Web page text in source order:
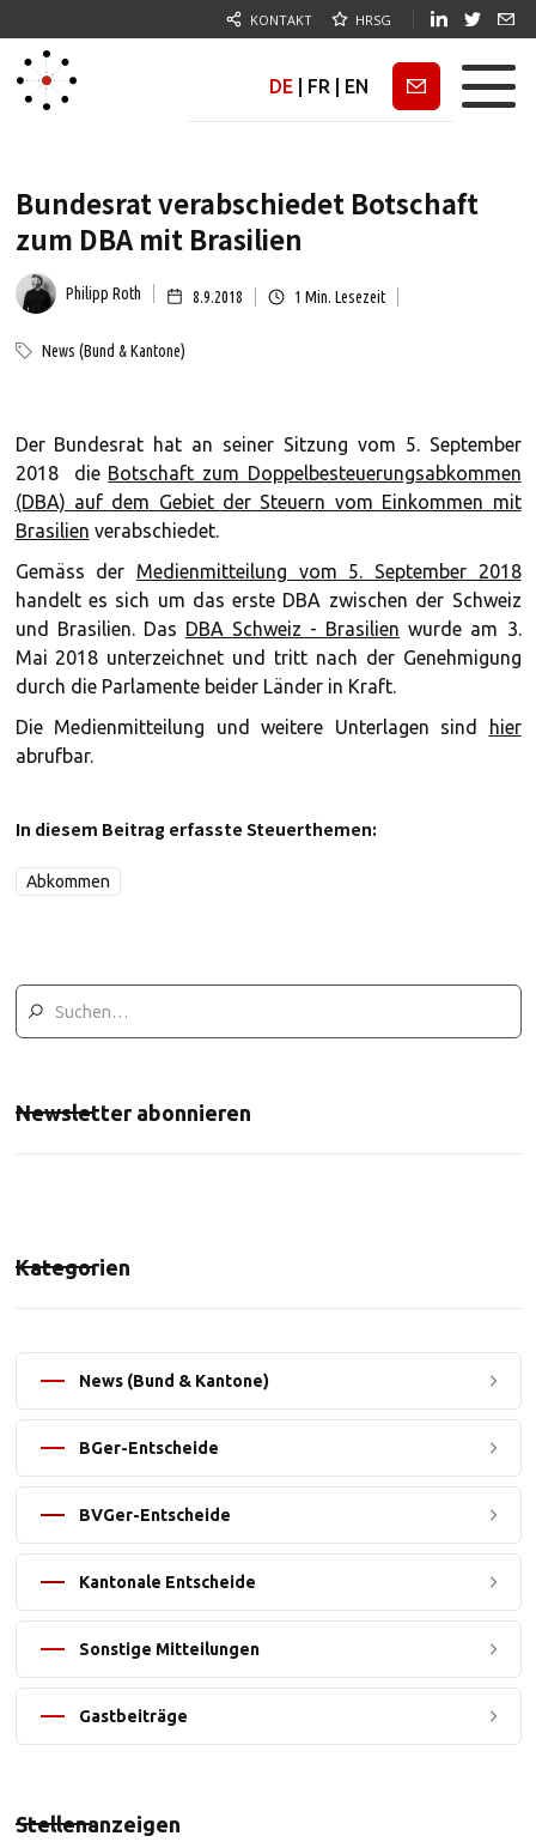
KONTAKT HRSG
DE FR EN Newsletter
Bundesrat verabschiedet Botschaft
zum DBA mit Brasilien
Philipp Roth 8.9.2018 1 Min. Lesezeit
News (Bund & Kantone)
Der Bundesrat hat an seiner Sitzung vom 5. September
2018 die Botschaft zum Doppelbesteuerungsabkommen
(DBA) auf dem Gebiet der Steuern vom Einkommen mit
Brasilien verabschiedet.
Gemäss der Medienmitteilung vom 5. September 2018
handelt es sich um das erste DBA zwischen der Schweiz
und Brasilien. Das DBA Schweiz - Brasilien wurde am 3.
Mai 2018 unterzeichnet und tritt nach der Genehmigung
durch die Parlamente beider Länder in Kraft.
Die Medienmitteilung und weitere Unterlagen sind
hier
abrufbar.
In diesem Beitrag erfasste Steuerthemen:
Abkommen
Newsletter abonnieren
Kategorien
News (Bund & Kantone)
BGer-Entscheide
BVGer-Entscheide
Kantonale Entscheide
Sonstige Mitteilungen
Gastbeiträge
Stellenanzeigen